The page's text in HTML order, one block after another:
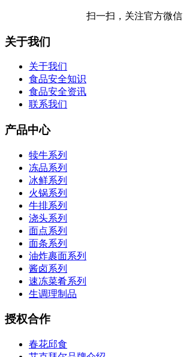
扫一扫，关注官方微信
关于我们
关于我们
食品安全知识
食品安全资讯
联系我们
产品中心
犊牛系列
冻品系列
冰鲜系列
火锅系列
牛排系列
浇头系列
面点系列
面条系列
油炸裹面系列
酱卤系列
速冻菜肴系列
生调理制品
授权合作
春花邱食